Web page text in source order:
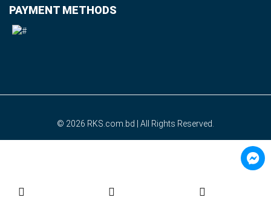
PAYMENT METHODS
© 2026 RKS.com.bd | All Rights Reserved.